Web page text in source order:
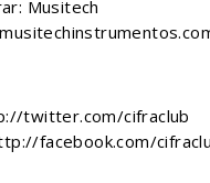
Musitech
twitter.com/cifraclub
facebook.com/